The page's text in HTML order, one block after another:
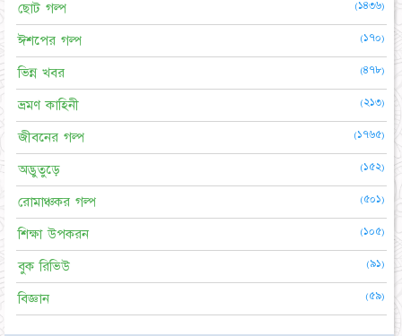
ছোট গল্প (১৪৩৬)
ঈশপের গল্প (১৭০)
ভিন্ন খবর (৪৭৮)
ভ্রমণ কাহিনী (২১৩)
জীবনের গল্প (১৭৬৫)
অদ্ভুতুড়ে (১৫২)
রোমাঞ্চকর গল্প (৫০১)
শিক্ষা উপকরন (১০৫)
বুক রিভিউ (৯১)
বিজ্ঞান (৫৯)